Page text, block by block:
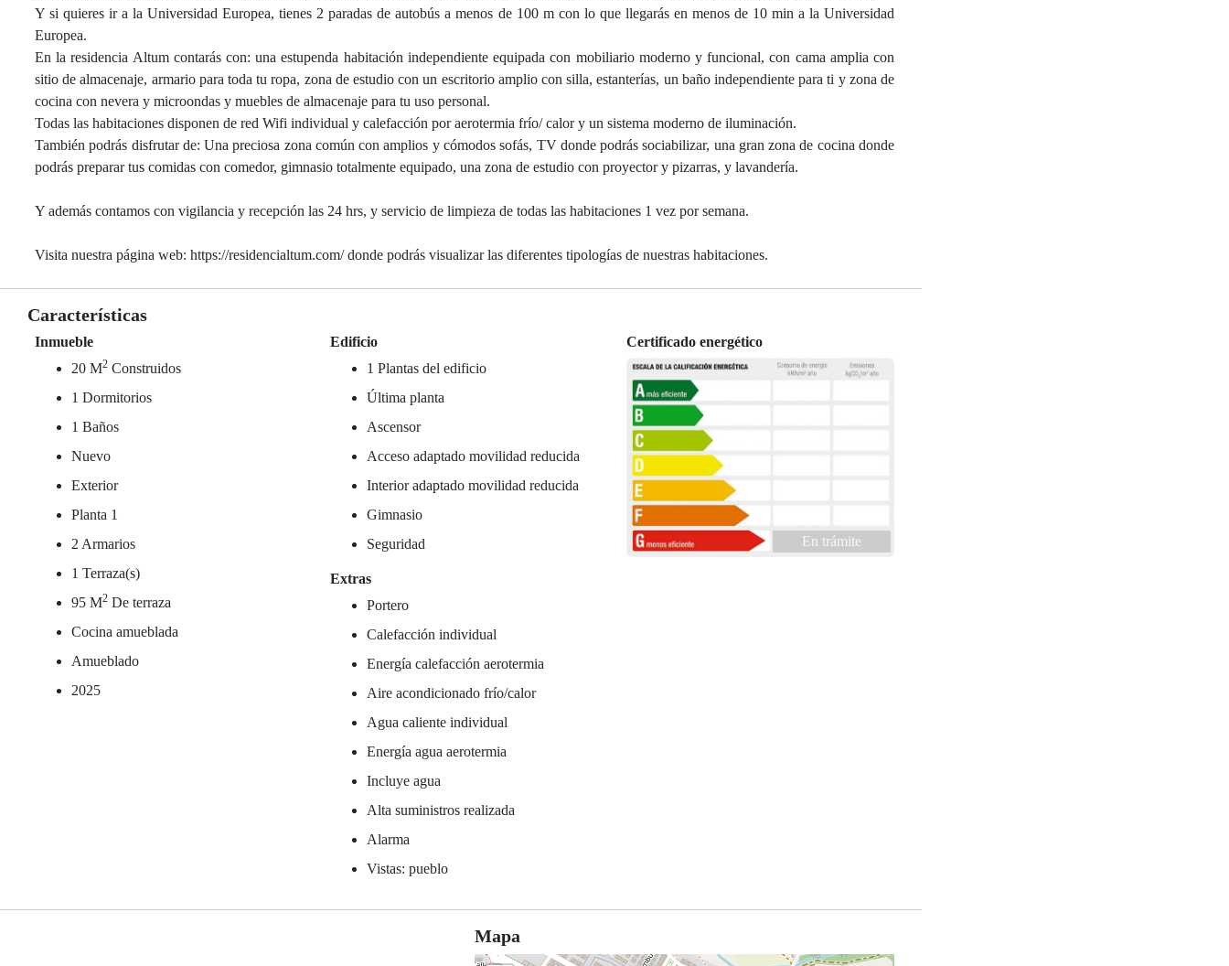
Y si quieres ir a la Universidad Europea, tienes 2 paradas de autobús a menos de 100 m con lo que llegarás en menos de 10 min a la Universidad
Europea.
En la residencia Altum contarás con: una estupenda habitación independiente equipada con mobiliario moderno y funcional, con cama amplia con
sitio de almacenaje, armario para toda tu ropa, zona de estudio con un escritorio amplio con silla, estanterías, un baño independiente para ti y zona de
cocina con nevera y microondas y muebles de almacenaje para tu uso personal.
Todas las habitaciones disponen de red Wifi individual y calefacción por aerotermia frío/ calor y un sistema moderno de iluminación.
También podrás disfrutar de: Una preciosa zona común con amplios y cómodos sofás, TV donde podrás sociabilizar, una gran zona de cocina donde
podrás preparar tus comidas con comedor, gimnasio totalmente equipado, una zona de estudio con proyector y pizarras, y lavandería.
Y además contamos con vigilancia y recepción las 24 hrs, y servicio de limpieza de todas las habitaciones 1 vez por semana.
Visita nuestra página web: https://residencialtum.com/ donde podrás visualizar las diferentes tipologías de nuestras habitaciones.
Características
Inmueble
20 M2 Construidos
1 Dormitorios
1 Baños
Nuevo
Exterior
Planta 1
2 Armarios
1 Terraza(s)
95 M2 De terraza
Cocina amueblada
Amueblado
2025
Edificio
1 Plantas del edificio
Última planta
Ascensor
Acceso adaptado movilidad reducida
Interior adaptado movilidad reducida
Gimnasio
Seguridad
Extras
Portero
Calefacción individual
Energía calefacción aerotermia
Aire acondicionado frío/calor
Agua caliente individual
Energía agua aerotermia
Incluye agua
Alta suministros realizada
Alarma
Vistas: pueblo
Certificado energético
En trámite
Mapa